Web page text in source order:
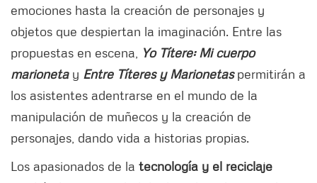
emociones hasta la creación de personajes y
objetos que despiertan la imaginación. Entre las
propuestas en escena, Yo Títere: Mi cuerpo
marionetay Entre Títeres y Marionetaspermitirán a
los asistentes adentrarse en el mundo de la
manipulación de muñecos y la creación de
personajes, dando vida a historias propias.
Los apasionados de la tecnología y el reciclaje